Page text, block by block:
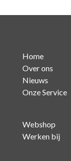
Home
Over ons
Nieuws
Onze Service
Webshop
Werken bij